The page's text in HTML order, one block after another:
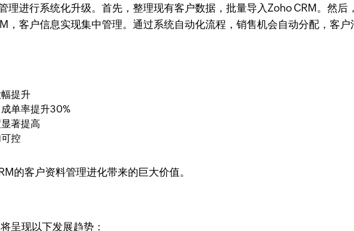
理进行系统化升级。首先，整理现有客户数据，批量导入Zoho CRM。然
，客户信息实现集中管理。通过系统自动化流程，销售机会自动分配，客
提升
单率提升30%
著提高
控
的客户资料管理进化带来的巨大价值。
呈现以下发展趋势：